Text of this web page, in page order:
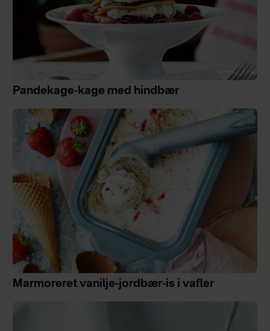
Pandekage-kage med hindbær
Marmoreret vanilje-jordbær-is i vafler